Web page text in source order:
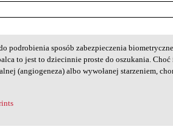
podrobienia sposób zabezpieczenia
to jest to dziecinnie proste do oszukania. Choć
(angiogeneza) albo wywołanej starzeniem,